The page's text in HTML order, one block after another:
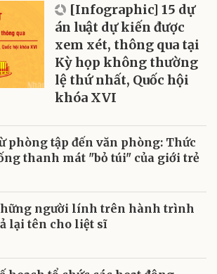
[Infographic] 15 dự
án luật dự kiến được
xem xét, thông qua tại
Kỳ họp không thường
lệ thứ nhất, Quốc hội
khóa XVI
phòng tập đến văn phòng: Thức
thanh mát "bỏ túi" của giới trẻ
người lính trên hành trình
lại tên cho liệt sĩ